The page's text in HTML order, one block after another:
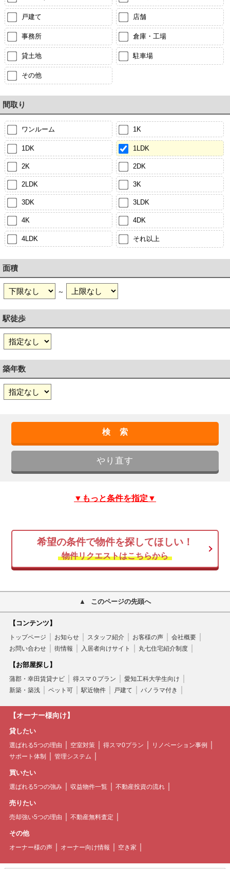
戸建て 店舗
事務所 倉庫・工場
貸土地 駐車場
その他
間取り
ワンルーム 1K
1DK 1LDK
2K 2DK
2LDK 3K
3DK 3LDK
4K 4DK
4LDK それ以上
面積
～
駅徒歩
築年数
▼もっと条件を指定▼
希望の条件で物件を探してほしい！
物件リクエストはこちらから
このページの先頭へ
【コンテンツ】
トップページ お知らせ スタッフ紹介 お客様の声
会社概要
お問い合わせ
街情報 入居者向けサイト 丸七住宅紹介制度
【お部屋探し】
蒲郡・幸田賃貸ナビ 得スマ０プラン
愛知工科大学生向け
新築・築浅
ペット可 駅近物件 戸建て パノラマ付き
【オーナー様向け】
貸したい
選ばれる5つの理由 空室対策 得スマ0プラン
リノベーション事例
サポート体制
管理システム
買いたい
選ばれる5つの強み 収益物件一覧 不動産投資の流れ
売りたい
売却強い5つの理由 不動産無料査定
その他
オーナー様の声 オーナー向け情報 空き家